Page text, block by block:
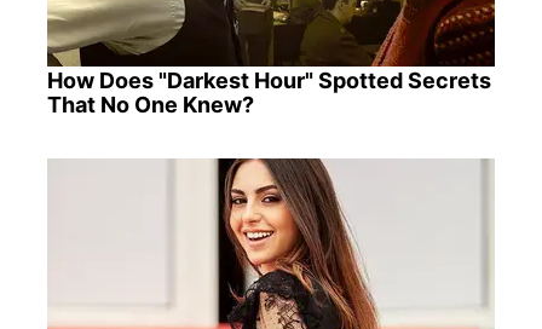
How Does "Darkest Hour" Spotted Secrets
That No One Knew?